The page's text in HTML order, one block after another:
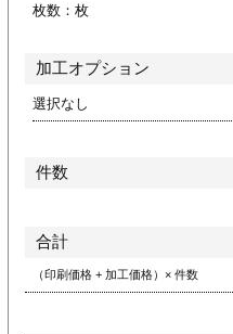
加工
印刷
ファイル印刷
枚数： 枚
加工オプション
選択なし
件数
合計
（印刷価格 + 加工価格）× 件数